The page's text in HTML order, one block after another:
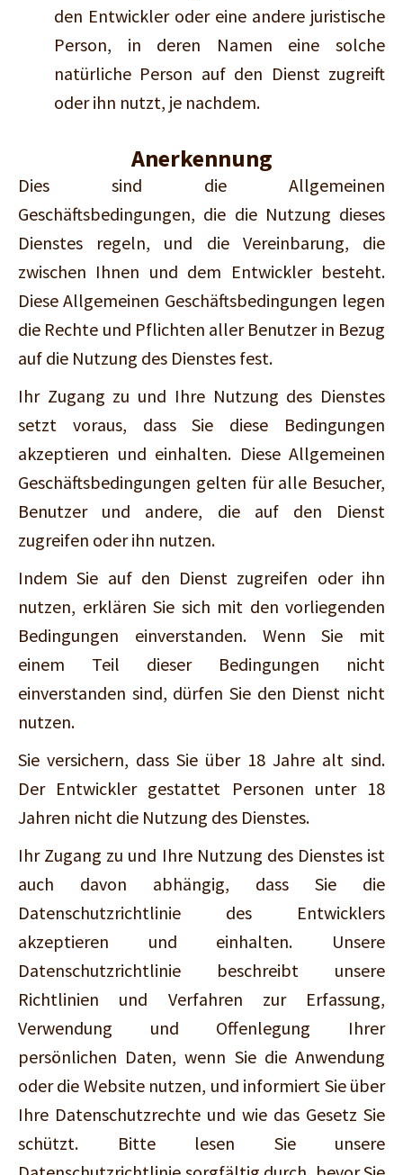
den Entwickler oder eine andere juristische
Person, in deren Namen eine solche
natürliche Person auf den Dienst zugreift
oder ihn nutzt, je nachdem.
Anerkennung
Dies sind die Allgemeinen
Geschäftsbedingungen, die die Nutzung dieses
Dienstes regeln, und die Vereinbarung, die
zwischen Ihnen und dem Entwickler besteht.
Diese Allgemeinen Geschäftsbedingungen legen
die Rechte und Pflichten aller Benutzer in Bezug
auf die Nutzung des Dienstes fest.
Ihr Zugang zu und Ihre Nutzung des Dienstes
setzt voraus, dass Sie diese Bedingungen
akzeptieren und einhalten. Diese Allgemeinen
Geschäftsbedingungen gelten für alle Besucher,
Benutzer und andere, die auf den Dienst
zugreifen oder ihn nutzen.
Indem Sie auf den Dienst zugreifen oder ihn
nutzen, erklären Sie sich mit den vorliegenden
Bedingungen einverstanden. Wenn Sie mit
einem Teil dieser Bedingungen nicht
einverstanden sind, dürfen Sie den Dienst nicht
nutzen.
Sie versichern, dass Sie über 18 Jahre alt sind.
Der Entwickler gestattet Personen unter 18
Jahren nicht die Nutzung des Dienstes.
Ihr Zugang zu und Ihre Nutzung des Dienstes ist
auch davon abhängig, dass Sie die
Datenschutzrichtlinie des Entwicklers
akzeptieren und einhalten. Unsere
Datenschutzrichtlinie beschreibt unsere
Richtlinien und Verfahren zur Erfassung,
Verwendung und Offenlegung Ihrer
persönlichen Daten, wenn Sie die Anwendung
oder die Website nutzen, und informiert Sie über
Ihre Datenschutzrechte und wie das Gesetz Sie
schützt. Bitte lesen Sie unsere